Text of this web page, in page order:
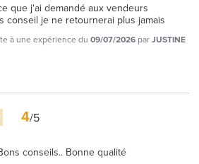
que j'ai demandé aux vendeurs
conseil je ne retournerai plus jamais
à une expérience du 09/07/2026 parJUSTINE
4/5
conseils.. Bonne qualité